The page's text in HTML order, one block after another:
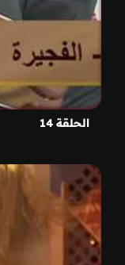
الحلقة 14